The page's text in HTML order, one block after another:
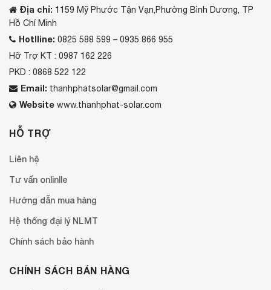
Địa chỉ: 1159 Mỹ Phước Tận Vạn,Phường Bình Dương, TP
Hồ Chí Minh
Hotlline: 0825 588 599 – 0935 866 955
Hỡ Trợ KT : 0987 162 226
PKD : 0868 522 122
Email: thanhphatsolar@gmail.com
Website www.thanhphat-solar.com
HỖ TRỢ
Liên hệ
Tư vấn onlinlle
Hướng dẫn mua hàng
Hệ thống đại lý NLMT
Chính sách bảo hành
CHÍNH SÁCH BÁN HÀNG